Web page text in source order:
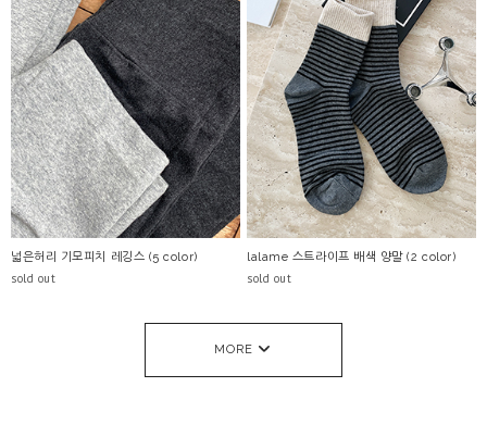
넓은허리 기모피치 레깅스 (5 color)
sold out
lalame 스트라이프 배색 양말 (2 color)
sold out
MORE